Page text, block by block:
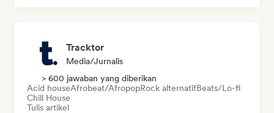
Tracktor
Media/Jurnalis
> 600 jawaban yang diberikan
Acid houseAfrobeat/AfropopRock alternatifBeats/Lo-fi
Chill House
Tulis artikel